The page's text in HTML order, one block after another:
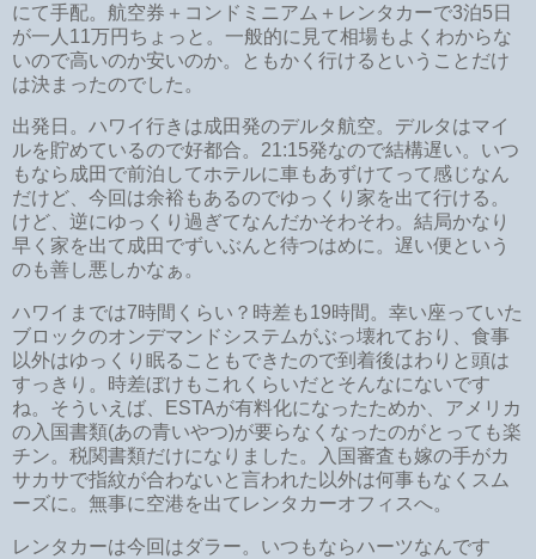
にて手配。航空券＋コンドミニアム＋レンタカーで3泊5日
が一人11万円ちょっと。一般的に見て相場もよくわからな
いので高いのか安いのか。ともかく行けるということだけ
は決まったのでした。
出発日。ハワイ行きは成田発のデルタ航空。デルタはマイ
ルを貯めているので好都合。21:15発なので結構遅い。いつ
もなら成田で前泊してホテルに車もあずけてって感じなん
だけど、今回は余裕もあるのでゆっくり家を出て行ける。
けど、逆にゆっくり過ぎてなんだかそわそわ。結局かなり
早く家を出て成田でずいぶんと待つはめに。遅い便という
のも善し悪しかなぁ。
ハワイまでは7時間くらい？時差も19時間。幸い座っていた
ブロックのオンデマンドシステムがぶっ壊れており、食事
以外はゆっくり眠ることもできたので到着後はわりと頭は
すっきり。時差ぼけもこれくらいだとそんなにないです
ね。そういえば、ESTAが有料化になったためか、アメリカ
の入国書類(あの青いやつ)が要らなくなったのがとっても楽
チン。税関書類だけになりました。入国審査も嫁の手がカ
サカサで指紋が合わないと言われた以外は何事もなくスム
ーズに。無事に空港を出てレンタカーオフィスへ。
レンタカーは今回はダラー。いつもならハーツなんです